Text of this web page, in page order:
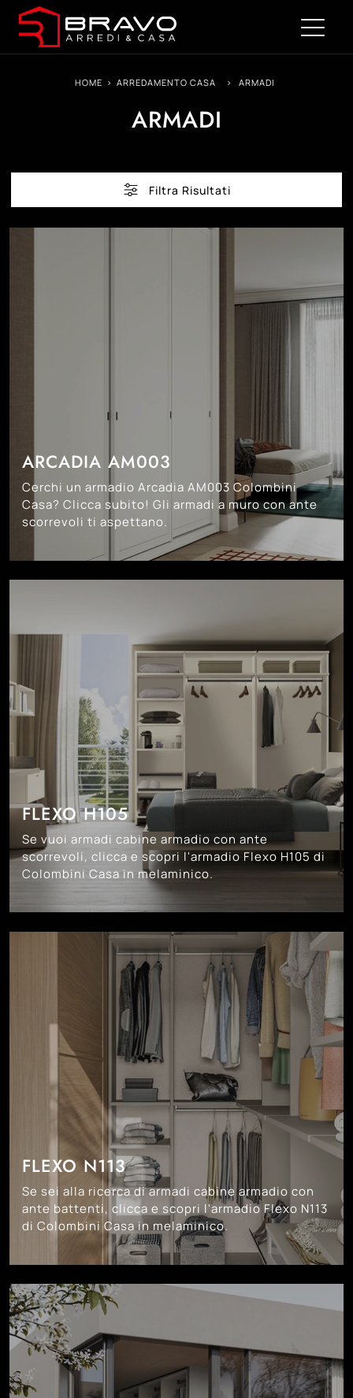
HOME > ARREDAMENTO CASA > ARMADI
ARMADI
Filtra Risultati
ARCADIA AM003
Cerchi un armadio Arcadia AM003 Colombini
Casa? Clicca subito! Gli armadi a muro con ante
scorrevoli ti aspettano.
FLEXO H105
Se vuoi armadi cabine armadio con ante
scorrevoli, clicca e scopri l'armadio Flexo H105 di
Colombini Casa in melaminico.
FLEXO N113
Se sei alla ricerca di armadi cabine armadio con
ante battenti, clicca e scopri l'armadio Flexo N113
di Colombini Casa in melaminico.